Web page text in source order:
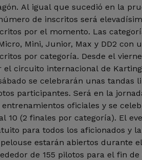
Al igual que sucedió en la
de inscritos será
por el momento. Las
Mini, Junior, Max y DD2 con
por categoría. Desde el
el circuito internacional de
se celebrarán unas tandas
participantes. Será en la
entrenamientos oficiales y se
10 (2 finales por categoría). El
para todos los aficionados y
estarán abiertos durante
de 155 pilotos para el fin de